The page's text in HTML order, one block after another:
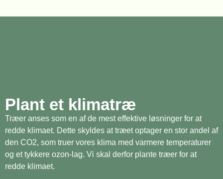
Plant et klimatræ
Træer anses som en af de mest effektive løsninger for at
redde klimaet. Dette skyldes at træet optager en stor andel af
den CO2, som truer vores klima med varmere temperaturer
og et tykkere ozon-lag. Vi skal derfor plante træer for at
redde klimaet.